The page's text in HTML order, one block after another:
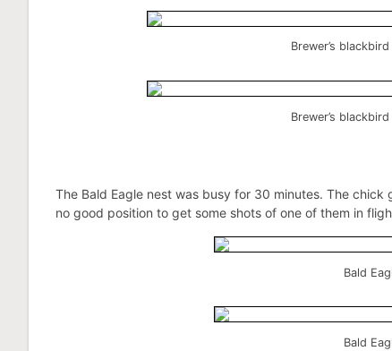
Brewer’s
Brewer’s
The Bald Eagle nest was busy for 30 minutes. The
no good position to get some shots of one of them in
Bald
Bald